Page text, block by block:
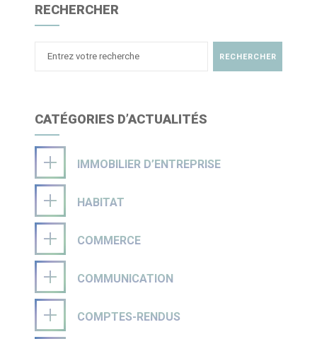
RECHERCHER
CATÉGORIES D’ACTUALITÉS
IMMOBILIER D’ENTREPRISE
HABITAT
COMMERCE
COMMUNICATION
COMPTES-RENDUS